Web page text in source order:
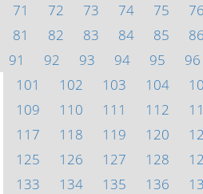
71
72 73 74 75 76
81
82 83 84 85 86
91
92 93 94 95 96
101
102 103 104
109
110 111 112
117
118 119 120
125
126 127 128
133
134 135 136